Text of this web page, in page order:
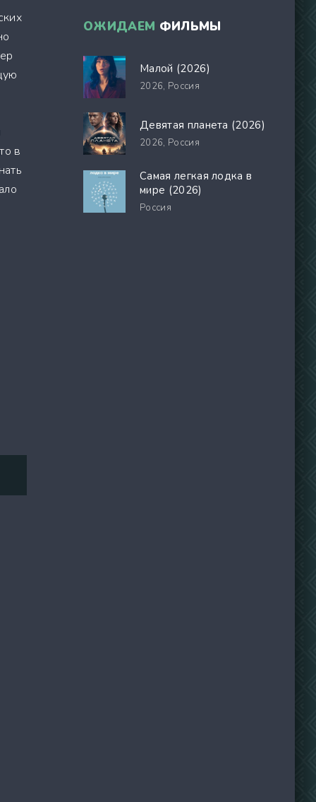
в
ОЖИДАЕМ ФИЛЬМЫ
Малой (2026)
2026, Россия
Девятая планета (2026)
2026, Россия
Самая легкая лодка в
мире (2026)
Россия